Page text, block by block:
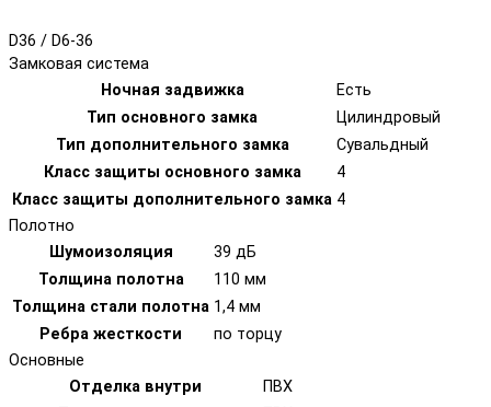
D36 / D6-36
Замковая система
Ночная задвижка
Есть
Тип основного замка
Цилиндровый
Тип дополнительного замка
Сувальдный
Класс защиты основного замка
4
Класс защиты дополнительного замка 4
Полотно
Шумоизоляция
39 дБ
Толщина полотна
110 мм
Толщина стали полотна 1,4 мм
Ребра жесткости
по торцу
Основные
Отделка внутри
ПВХ